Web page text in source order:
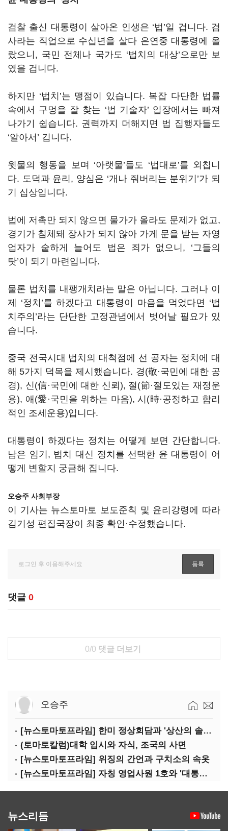
검찰 출신 대통령이 살아온 인생은 ‘법’일 겁니다. 검
사라는 직업으로 수십년을 살다 은연중 대통령에 올
랐으니, 국민 전체나 국가도 ‘법치의 대상’으로만 보
였을 겁니다.
하지만 ‘법치’는 맹점이 있습니다. 복잡 다단한 법률
속에서 구멍을 잘 찾는 ‘법 기술자’ 입장에서는 빠져
나가기 쉽습니다. 권력까지 더해지면 법 집행자들도
‘알아서’ 깁니다.
윗물의 행동을 보며 ‘아랫물’들도 ‘법대로’를 외칩니
다. 도덕과 윤리, 양심은 ‘개나 줘버리는 분위기’가 되
기 십상입니다.
법에 저촉만 되지 않으면 물가가 올라도 문제가 없고,
경기가 침체돼 장사가 되지 않아 가게 문을 받는 자영
업자가 숱하게 늘어도 법은 죄가 없으니, ‘그들의
탓’이 되기 마련입니다.
물론 법치를 내팽개치라는 말은 아닙니다. 그러나 이
제 ‘정치’를 하겠다고 대통령이 마음을 먹었다면 ‘법
치주의’라는 단단한 고정관념에서 벗어날 필요가 있
습니다.
중국 전국시대 법치의 대척점에 선 공자는 정치에 대
해 5가지 덕목을 제시했습니다. 경(敬·국민에 대한 공
경), 신(信·국민에 대한 신뢰), 절(節·절도있는 재정운
용), 애(愛·국민을 위하는 마음), 시(時·공정하고 합리
적인 조세운용)입니다.
대통령이 하겠다는 정치는 어떻게 보면 간단합니다.
남은 임기, 법치 대신 정치를 선택한 윤 대통령이 어
떻게 변할지 궁금해 집니다.
오승주 사회부장
이 기사는 뉴스토마토 보도준칙 및 윤리강령에 따라
김기성 편집국장이 최종 확인·수정했습니다.
댓글 0
0/0 댓글 더보기
오승주
[뉴스토마토프라임] 한미 정상회담과 '상산의 솔연'
(토마토칼럼)대학 입시와 자식, 조국의 사면
[뉴스토마토프라임] 위징의 간언과 구치소의 속옷
[뉴스토마토프라임] 자칭 영업사원 1호와 '대통령 집무실 사우나'
뉴스리듬